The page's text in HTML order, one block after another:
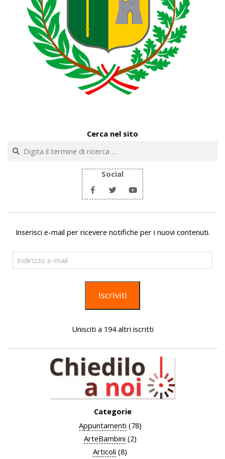
Cerca nel sito
Social
Inserisci e-mail per ricevere notifiche per i nuovi contenuti.
Indirizzo
e-
Iscriviti
Unisciti a 194 altri iscritti
Categorie
Appuntamenti (78)
ArteBambini (2)
Articoli (8)